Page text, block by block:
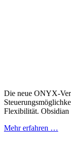
Die neue ONYX-
Flexibilität.
Mehr erfahren …